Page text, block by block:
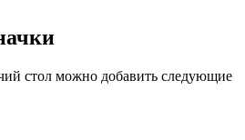
стол можно добавить следующие